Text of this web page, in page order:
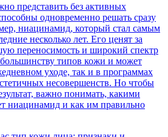
представить без активных
одновременно решать сразу
ниацинамид, который стал самым
несколько лет. Его ценят за
переносимость и широкий спектр
типов кожи и может
уходе, так и в программах
несовершенств. Но чтобы
важно понимать, какими
ниацинамид и как им правильно